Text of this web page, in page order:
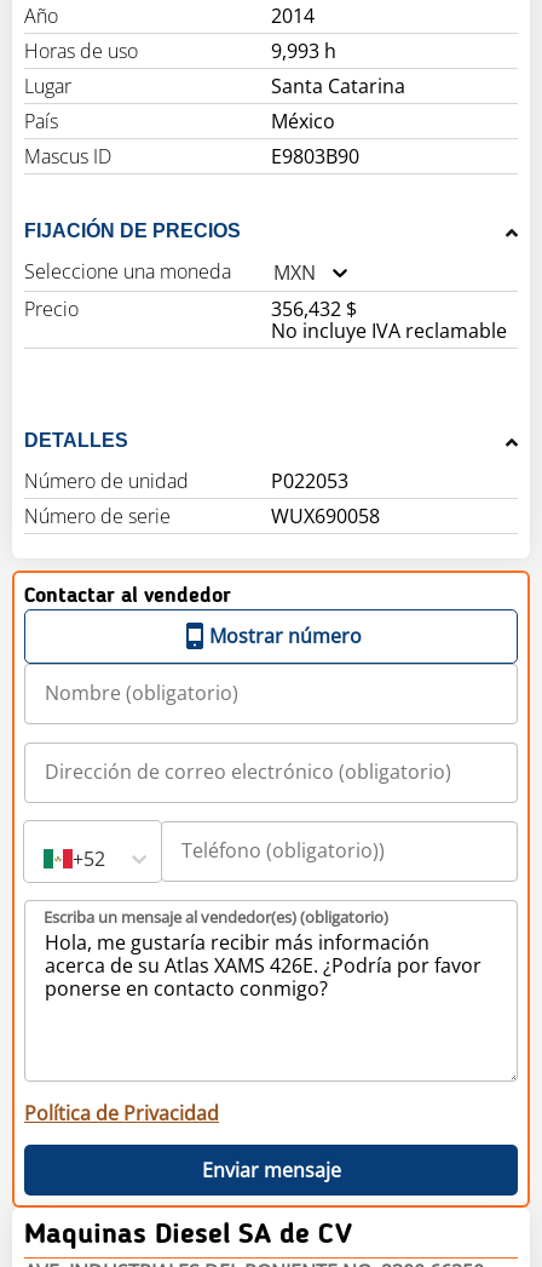
Año
2014
Horas de uso
9,993 h
Lugar
Santa Catarina
País
México
Mascus ID
E9803B90
FIJACIÓN DE PRECIOS
Seleccione una moneda
MXN
Precio
356,432 $
No incluye IVA reclamable
DETALLES
Número de unidad
P022053
Número de serie
WUX690058
Contactar al vendedor
Mostrar número
+52
Escriba un mensaje al vendedor(es) (obligatorio)
Política de Privacidad
Enviar mensaje
Maquinas Diesel SA de CV